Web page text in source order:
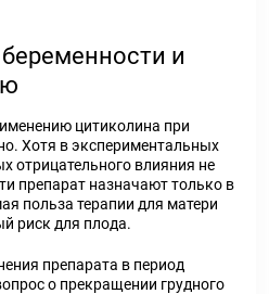
и
цитиколина при
Хотя в экспериментальных
отрицательного влияния не
препарат назначают только в
польза терапии для матери
риск для плода.
препарата в период
о прекращении грудного